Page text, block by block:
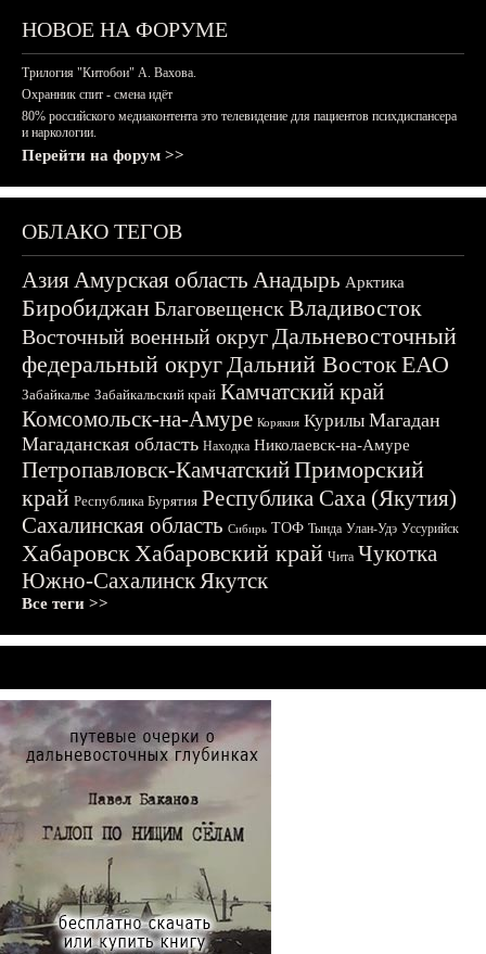
НОВОЕ НА ФОРУМЕ
Трилогия "Китобои" А. Вахова.
Охранник спит - смена идёт
80% российского медиаконтента это телевидение для пациентов психдиспансера
и наркологии.
Перейти на форум >>
ОБЛАКО ТЕГОВ
АзияАмурская область Анадырь Арктика
БиробиджанБлаговещенскВладивосток
Восточный военный округДальневосточный
федеральный округДальний ВостокЕАО
Забайкалье Забайкальский край Камчатский край
Комсомольск-на-Амуре Корякия Курилы Магадан
Магаданская область Находка Николаевск-на-Амуре
Петропавловск-КамчатскийПриморский
край Республика Бурятия Республика Саха (Якутия)
Сахалинская область Сибирь ТОФ Тында Улан-Удэ Уссурийск
ХабаровскХабаровский край Чита Чукотка
Южно-СахалинскЯкутск
Все теги >>